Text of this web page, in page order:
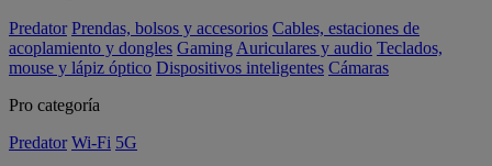
Predator Prendas, bolsos y accesorios Cables, estaciones de
acoplamiento y dongles Gaming Auriculares y audio Teclados,
mouse y lápiz óptico Dispositivos inteligentes Cámaras
Pro categoría
Predator Wi-Fi 5G